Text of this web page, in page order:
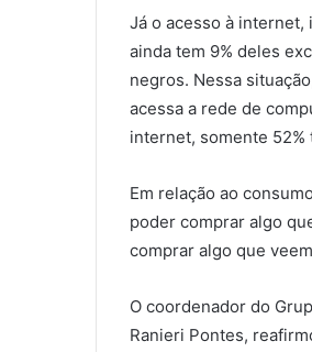
Já o acesso à
ainda tem 9% deles
negros. Nessa
acessa a rede de
internet, somente 52%
Em relação ao
poder comprar algo
comprar algo que
O coordenador do
Ranieri Pontes,